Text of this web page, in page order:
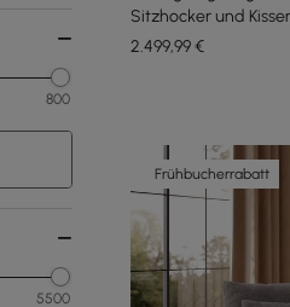
800
5500
Sitzhocker und
2.499,99€
Frühbucherrabatt